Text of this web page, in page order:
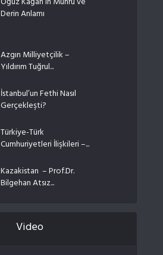
Derin Anlamı
Azgın Milliyetçilik –
Yıldırım Tuğrul...
İstanbul’un Fethi Nasıl
Gerçekleşti?
Türkiye-Türk
Cumhuriyetleri İlişkileri –...
Kazakistan – Prof.Dr.
Bilgehan Atsız...
Video